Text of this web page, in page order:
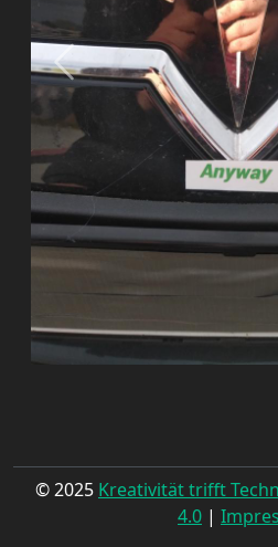
© 2025 Kreativität trifft
4.0 |